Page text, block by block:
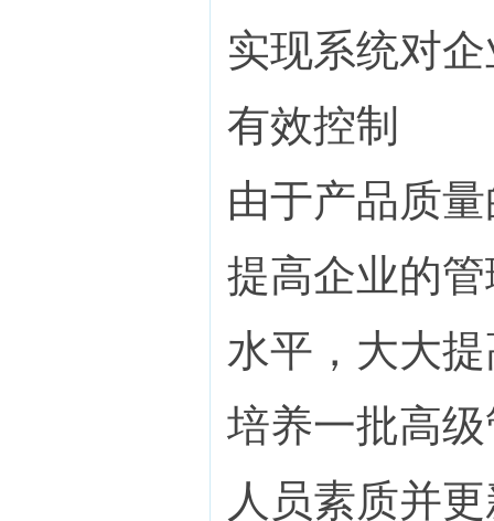
实现系统对
有效控制
由于产品质
提高企业的
水平，大大
培养一批高
人员素质并